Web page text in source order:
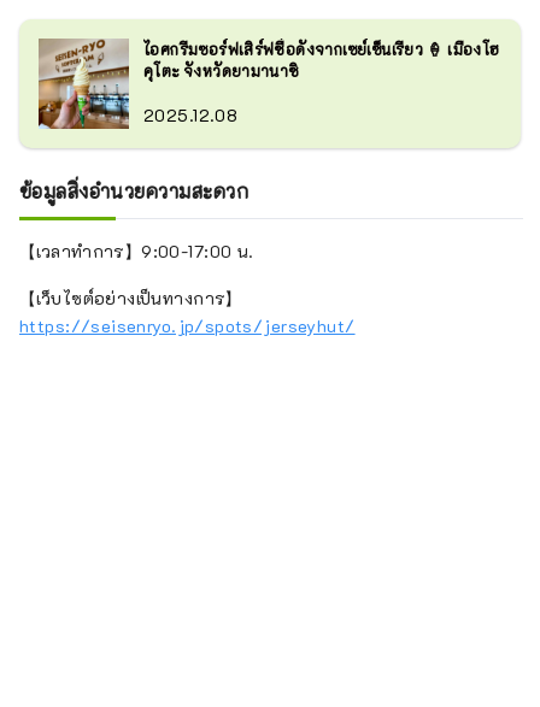
ไอศกรีมซอร์ฟเสิร์ฟชื่อดังจากเซย์เซ็นเรียว 🍦 เมืองโฮ
คุโตะ จังหวัดยามานาชิ
2025.12.08
ข้อมูลสิ่งอำนวยความสะดวก
【เวลาทำการ】9:00-17:00 น.
【เว็บไซต์อย่างเป็นทางการ】
https://seisenryo.jp/spots/jerseyhut/